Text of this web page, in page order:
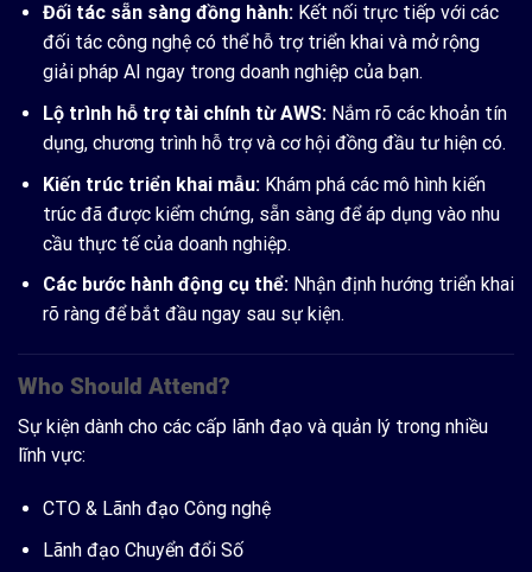
Đối tác sẵn sàng đồng hành:Kết nối trực tiếp với các
đối tác công nghệ có thể hỗ trợ triển khai và mở rộng
giải pháp AI ngay trong doanh nghiệp của bạn.
Lộ trình hỗ trợ tài chính từ AWS:Nắm rõ các khoản tín
dụng, chương trình hỗ trợ và cơ hội đồng đầu tư hiện có.
Kiến trúc triển khai mẫu:Khám phá các mô hình kiến
trúc đã được kiểm chứng, sẵn sàng để áp dụng vào nhu
cầu thực tế của doanh nghiệp.
Các bước hành động cụ thể:Nhận định hướng triển khai
rõ ràng để bắt đầu ngay sau sự kiện.
Who Should Attend?
Sự kiện dành cho các cấp lãnh đạo và quản lý trong nhiều
lĩnh vực:
CTO & Lãnh đạo Công nghệ
Lãnh đạo Chuyển đổi Số